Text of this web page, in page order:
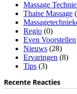
Massage
Thaise Massage
Regio (0)
Even Voorstellen
Nieuws (28)
Ervaringen (8)
Tips (3)
Recente Reacties